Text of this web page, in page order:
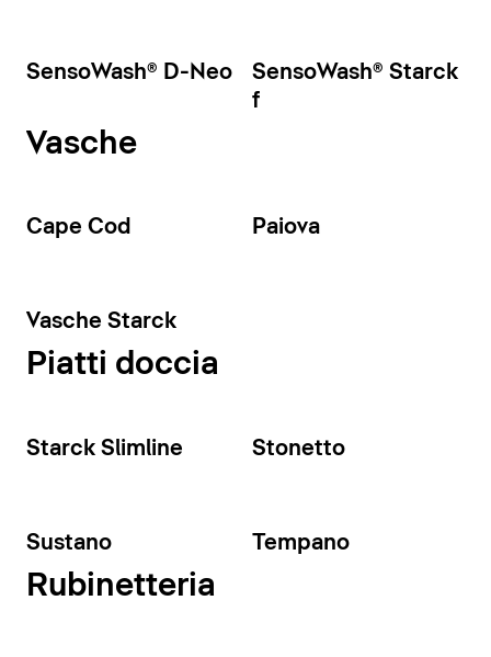
SensoWash® D-Neo
SensoWash® Starck
f
Vasche
Cape Cod Paiova
Vasche Starck
Piatti doccia
Starck Slimline Stonetto
Sustano Tempano
Rubinetteria